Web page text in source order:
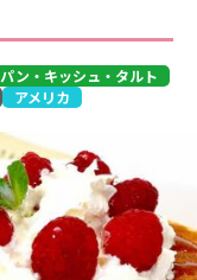
パン・キッシュ・タルト
アメリカ